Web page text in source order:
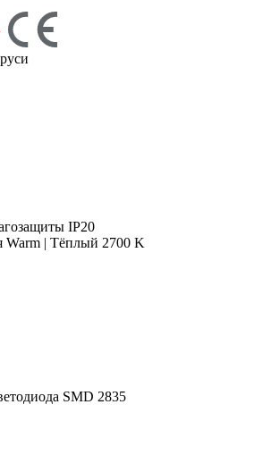
IP20
Warm | Тёплый 2700 K
SMD 2835